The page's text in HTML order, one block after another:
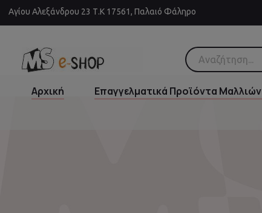
Αγίου Αλεξάνδρου 23 Τ.Κ 17561, Παλαιό Φάληρο
Αρχική Επαγγελματικά Προϊόντα Μαλλιών